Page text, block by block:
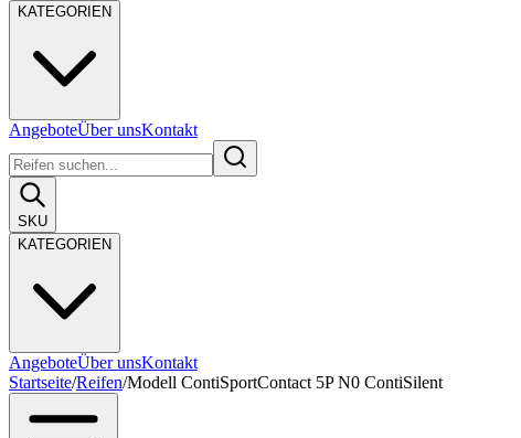
KATEGORIEN
AngeboteÜber unsKontakt
SKU
KATEGORIEN
AngeboteÜber unsKontakt
Startseite/Reifen/Modell ContiSportContact 5P N0 ContiSilent